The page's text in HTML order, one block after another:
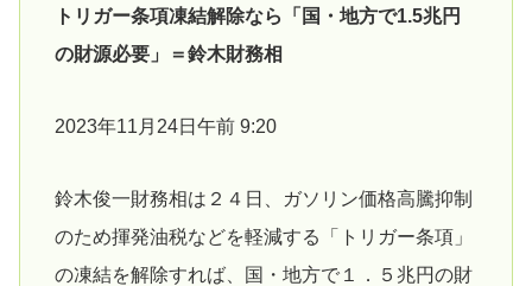
トリガー条項凍結解除なら「国・地方で1.5兆円
の財源必要」＝鈴木財務相
2023年11月24日午前 9:20
鈴木俊一財務相は２４日、ガソリン価格高騰抑制
のため揮発油税などを軽減する「トリガー条項」
の凍結を解除すれば、国・地方で１．５兆円の財